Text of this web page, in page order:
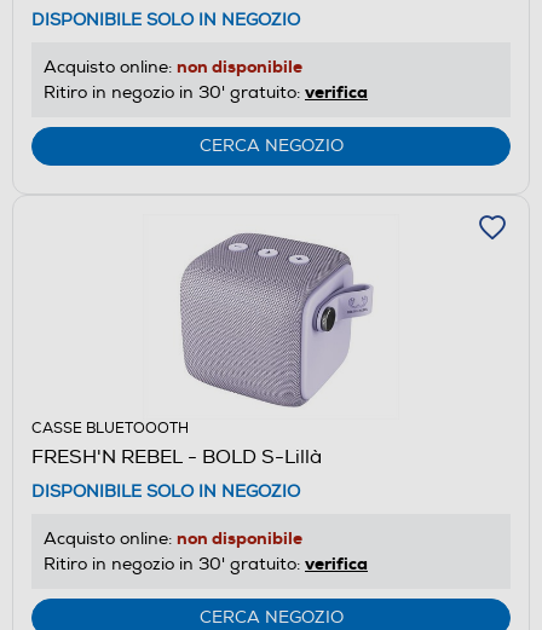
DISPONIBILE SOLO IN NEGOZIO
Acquisto online: non disponibile
Ritiro in negozio in 30' gratuito: verifica
CERCA NEGOZIO
CASSE BLUETOOOTH
FRESH'N REBEL - BOLD S-Lillà
DISPONIBILE SOLO IN NEGOZIO
Acquisto online: non disponibile
Ritiro in negozio in 30' gratuito: verifica
CERCA NEGOZIO